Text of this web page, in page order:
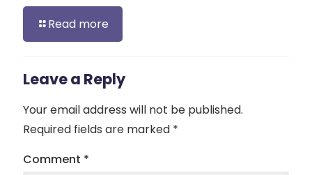
Read more
Leave a Reply
Your email address will not be published.
Required fields are marked *
Comment *